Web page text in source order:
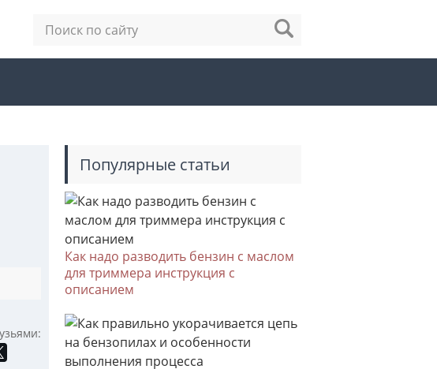
Популярные статьи
Как надо разводить бензин с маслом
для триммера инструкция с
описанием